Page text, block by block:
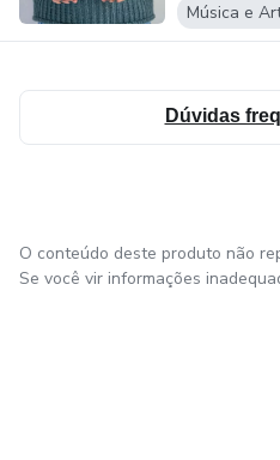
Escalas de blues
Padrões organizados para
Iniciantes que querem
Música e
Dúvidas
O conteúdo deste produto não
Se você vir informações